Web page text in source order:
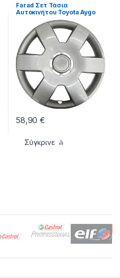
Farad Σετ Τάσια
Αυτοκινήτου Toyota Aygo
4τμχ 14″ Ασημί
58,90€
Σύγκρινε